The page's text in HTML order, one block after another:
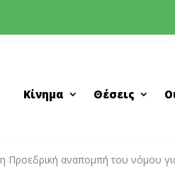
Κίνημα Θέσεις
Προεδρική αναπομπή του νόμου